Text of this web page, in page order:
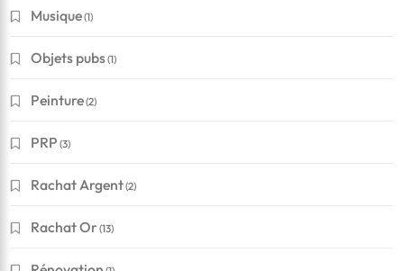
Musique(1)
Objets pubs(1)
Peinture(2)
PRP (3)
Rachat Argent(2)
Rachat Or(13)